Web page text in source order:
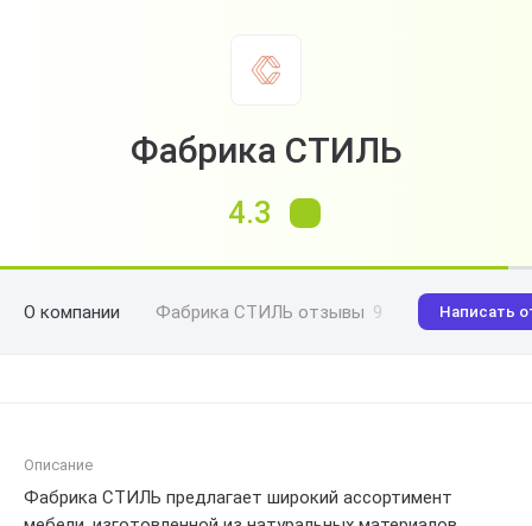
Фабрика СТИЛЬ
4.3
О компании Фабрика СТИЛЬ отзывы 9 Написать
Описание
Фабрика СТИЛЬ предлагает широкий ассортимент